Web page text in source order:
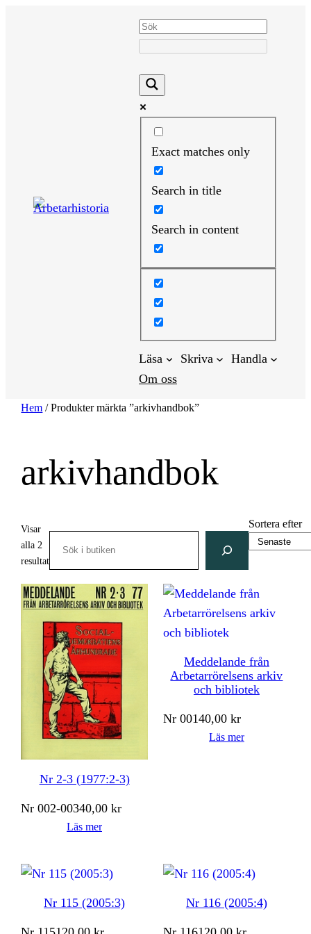
Exact matches only
Search in title
Search in content
Läsa Skriva
Handla
Om oss
Hem / Produkter märkta ”arkivhandbok”
arkivhandbok
Visar
alla 2
resultatSortera
senaste
Sortera efter
Nr 2-3 (1977:2-3)
Nr 002-00340,00kr
Läs mer
Meddelande från
Arbetarrörelsens arkiv
och bibliotek
Nr 00140,00kr
Läs mer
Nr 115 (2005:3) Nr 116 (2005:4)